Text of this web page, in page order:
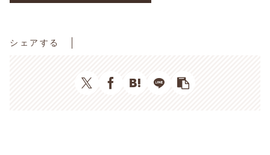
シェアする